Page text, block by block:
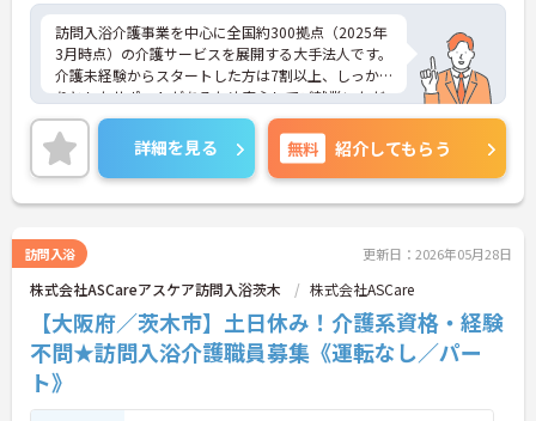
訪問入浴介護事業を中心に全国約300拠点（2025年
3月時点）の介護サービスを展開する大手法人です。
介護未経験からスタートした方は7割以上、しっか
りとしたサポートがあるため安心してご就業いただ
けます。お風呂に入れなくて困っている方に、手を
差し伸べてあげられるとてもやりがいのあるお仕事
です。ご興味ある方には、面接対策ポイントなど、
さらに詳細をお話しいたしますのでお気軽にご相談
ください！
詳細を見る 無料 紹介してもらう
訪問入浴 更新日：2026年05月28日
株式会社ASCareアスケア訪問入浴茨木 株式会社ASCare
【大阪府／茨木市】土日休み！介護系資格・経験
不問★訪問入浴介護職員募集《運転なし／パー
ト》